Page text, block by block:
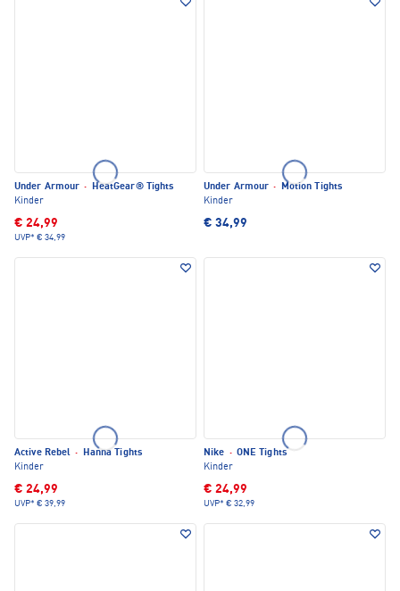
Under Armour ·
HeatGear® Tights
Kinder
€ 24,99
UVP* € 34,99
Under Armour ·
Motion Tights
Kinder
€ 34,99
Active Rebel ·
Hanna Tights
Kinder
€ 24,99
UVP* € 39,99
Nike · ONE Tights
Kinder
€ 24,99
UVP* € 32,99